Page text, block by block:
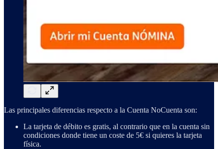
Las principales diferencias respecto a la Cuenta NoCuenta son:
La tarjeta de débito es gratis, al contrario que en la cuenta sin
condiciones donde tiene un coste de 5€ si quieres la tarjeta
física.